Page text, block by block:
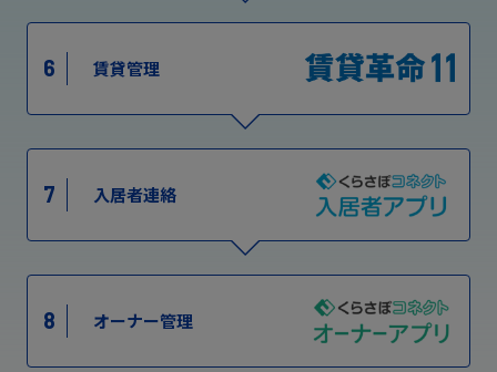
6 賃貸管理
7 入居者連絡
8 オーナー管理